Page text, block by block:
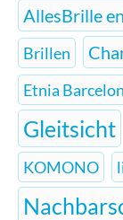
AllesBrille
Brillen
Etnia
Gleitsicht
KOMONO